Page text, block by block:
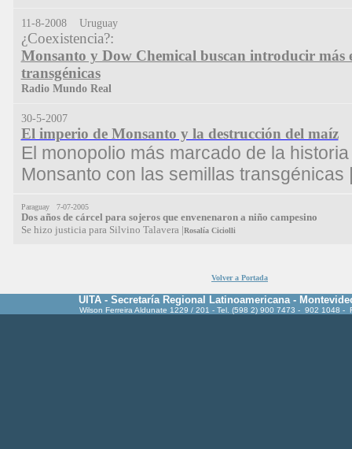
11-8-2008 Uruguay
¿Coexistencia?:
Monsanto y Dow Chemical buscan introducir más
transgénicas
Radio Mundo Real
30-5-2007
El imperio de Monsanto y la destrucción del maíz
El monopolio más marcado de la
Monsanto con las semillas transgénicas
Paraguay 7-07-2005
Dos años de cárcel para sojeros que envenenaron a niño campesino
Se hizo justicia para Silvino Talavera |Rosalía Ciciolli
Volver a Portada
UITA - Secretaría Regional Latinoamericana -
Wilson Ferreira Aldunate 1229 / 201 - Tel. (598 2) 900 7473 - 902 1048 -